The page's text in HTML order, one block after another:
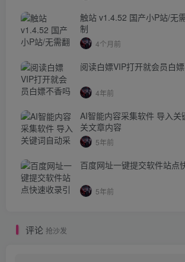
触站 v1.4.52 国产小P站/无
制
4个月前
阅读白嫖VIP打开就会员白
4年前
AI智能内容采集软件 导入关
关文章内容
5年前
百度网址一键提交软件站点
5年前
评论 抢沙发